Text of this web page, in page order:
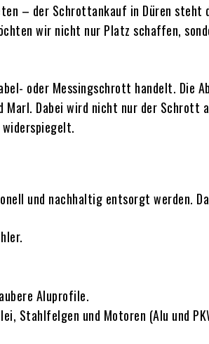
– der Schrottankauf in Düren steht
wir nicht nur Platz schaffen,
oder Messingschrott handelt. Die
Marl. Dabei wird nicht nur der Schrott
und nachhaltig entsorgt werden.
Aluprofile.
Stahlfelgen und Motoren (Alu und